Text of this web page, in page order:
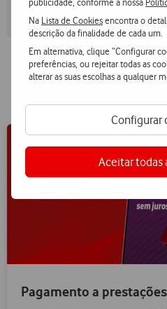
Na Lista de Cookiesencontra o
descrição da finalidade de cada um.
Em alternativa, clique “Configurar
preferências, ou rejeitar todas as
alterar as suas escolhas a qualquer
Configurar
Aceitar todas
Pagamento a prestações